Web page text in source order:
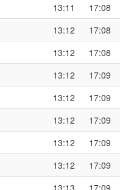
13:11 17:08
13:12 17:08
13:12 17:08
13:12 17:09
13:12 17:09
13:12 17:09
13:12 17:09
13:12 17:09
13:13 17:09